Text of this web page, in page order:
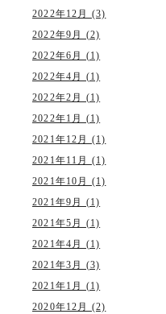
2022年12月 (3)
2022年9月 (2)
2022年6月 (1)
2022年4月 (1)
2022年2月 (1)
2022年1月 (1)
2021年12月 (1)
2021年11月 (1)
2021年10月 (1)
2021年9月 (1)
2021年5月 (1)
2021年4月 (1)
2021年3月 (3)
2021年1月 (1)
2020年12月 (2)